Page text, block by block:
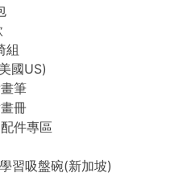
組
國US)
筆
冊
件專區
習吸盤碗(新加坡)